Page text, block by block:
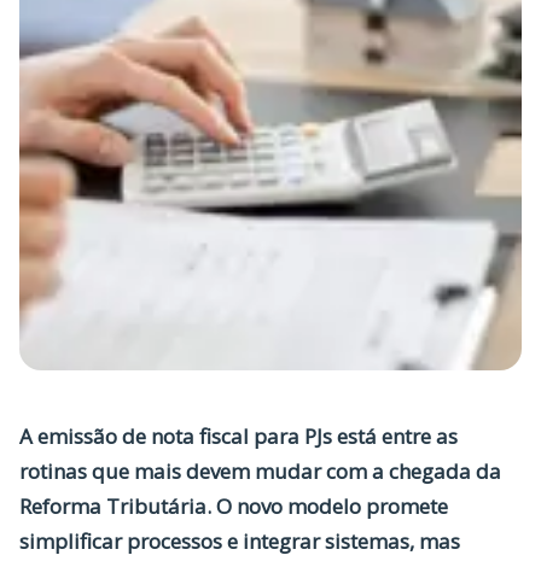
Aemissão de nota fiscal para PJsestá entre as
rotinas que mais devem mudar com a chegada da
Reforma Tributária. O novo modelo promete
simplificar processos e integrar sistemas, mas